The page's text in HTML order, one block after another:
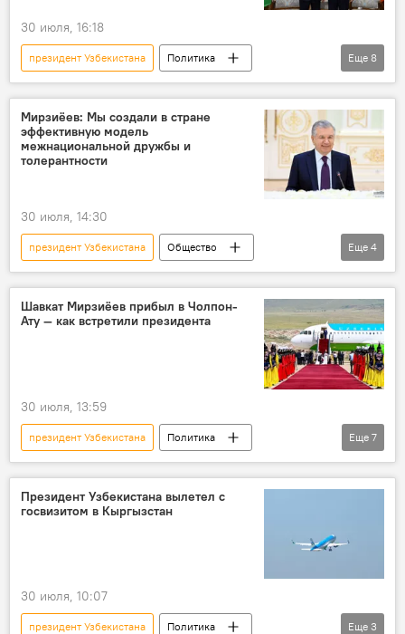
30 июля, 16:18
президент Узбекистана
Политика
переговоры
Шавкат Мирзиёев
Кыргызстан
Садыр Жапаров
государственный визит
сотрудничество
подписание документов
Еще 8
Мирзиёев: Мы создали в стране
эффективную модель
межнациональной дружбы и
толерантности
30 июля, 14:30
президент Узбекистана
Общество
Шавкат Мирзиёев
поздравление
День дружбы народов
Узбекистанцы
Еще 4
Шавкат Мирзиёев прибыл в Чолпон-
Ату — как встретили президента
30 июля, 13:59
президент Узбекистана
Политика
государственный визит
Шавкат Мирзиёев
Кыргызстан
аэропорт
Садыр Жапаров
супруги
Еще 7
Президент Узбекистана вылетел с
госвизитом в Кыргызстан
30 июля, 10:07
президент Узбекистана
Политика
Еще 3